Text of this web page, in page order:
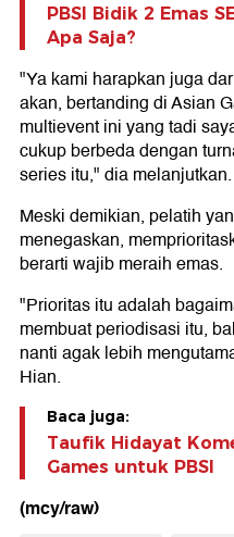
PBSI Bidik 2 Emas
Apa Saja?
"Ya kami harapkan juga
akan, bertanding di Asian
multievent ini yang tadi
cukup berbeda dengan
series itu," dia melanjutkan.
Meski demikian, pelatih
menegaskan,
berarti wajib meraih emas.
"Prioritas itu adalah
membuat periodisasi itu,
nanti agak lebih
Hian.
Baca juga:
Taufik Hidayat
Games untuk PBSI
(mcy/raw)